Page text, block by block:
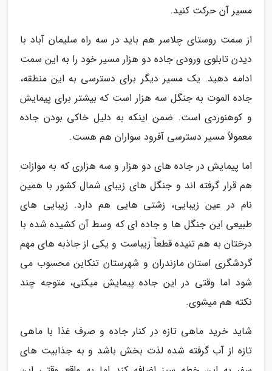
مسیر آن حرکت کنید.
از سمت روستای چلاسر هم باید در سه راه سلیمان آباد با
دیدن تابلوی ورودی جاده دو هزار مسیر خود را به این سمت
ادامه دهید. یک مسیر دیگر برای دسترسی به این منطقه،
جاده الموت به جنگل سه هزار است که بیشتر برای پیمایش
و کوهنوردی است. ضمن اینکه به دلیل خاکی بودن جاده
معمولاً مسیر دسترسی آفرود سواران هم هست.
اما پیمایش در جاده های دو هزار و سه هزاری که به موازات
هم قرار گرفته اند و جنگل های زیبای شمال کشور با همین
نام در عین زیبایی، زشتی هایی هم دارد. زیبایی های
طبیعی این جنگل ها و جاده ای که وسط آن کشیده شده با
درختان به هم تنیده قطعاً زیباست و یکی از جاذبه های مهم
گردشگری استان مازندران و شهرستان تنکابن محسوب می
شود اما وقتی در این جاده پیمایش میکنی، متوجه چند
نکته هم میشوی.
شاید خرید ماهی تازه در کنار جاده و صرف غذا با ماهی
تازه از آب گرفته شده لذت بخش باشد و به جذابیت های